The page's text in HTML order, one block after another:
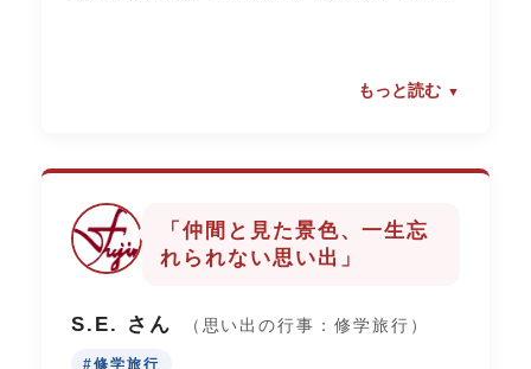
静かな友達も全力で声を張り上げていまし
スの絆が本当に深まります。この一体感
もっと読む
「仲間と見た景色、一生忘
れられない思い出」
S.E. さん （思い出の行事：修学旅行）
#修学旅行